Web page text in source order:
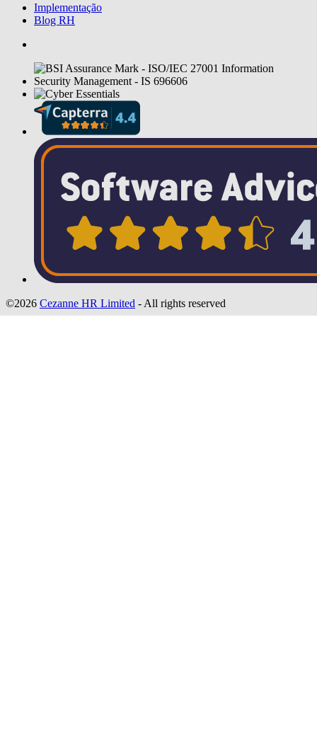
Implementação
Blog RH
©2026 Cezanne HR Limited - All rights reserved